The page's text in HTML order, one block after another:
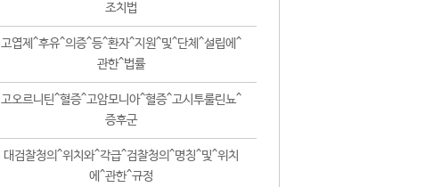
조치법
고엽제^후유^의증^등^환자^지원^및^단체^설립에^
관한^법률
고오르니틴^혈증^고암모니아^혈증^고시투룰린뇨^
증후군
대검찰청의^위치와^각급^검찰청의^명칭^및^위치
에^관한^규정